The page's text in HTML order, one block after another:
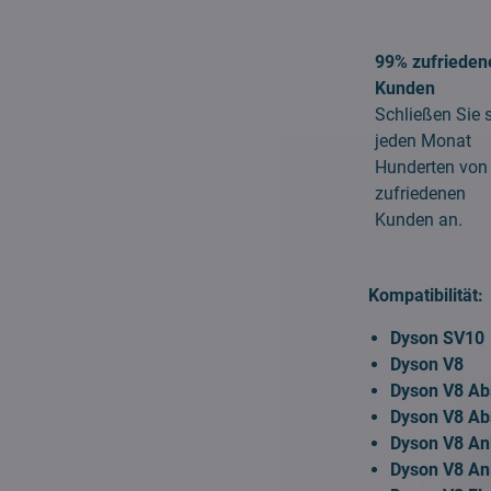
99%
Kunden
Schließen Sie
jeden Monat
Hunderten von
zufriedenen
Kunden an.
Kompatibilität:
Dyson SV10
Dyson V8
Dyson V8
Dyson V8
Dyson V8
Dyson V8